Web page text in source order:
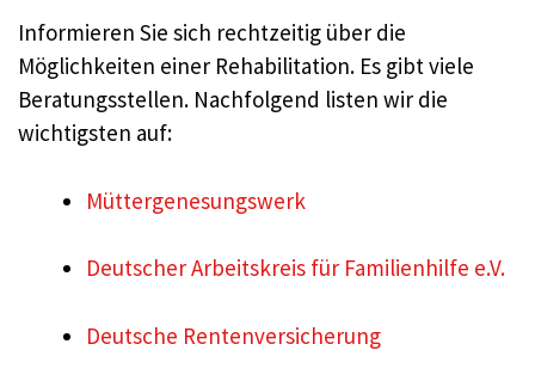
Informieren Sie sich rechtzeitig über die
Möglichkeiten einer Rehabilitation. Es gibt viele
Beratungsstellen. Nachfolgend listen wir die
wichtigsten auf:
Müttergenesungswerk
Deutscher Arbeitskreis für Familienhilfe e.V.
Deutsche Rentenversicherung